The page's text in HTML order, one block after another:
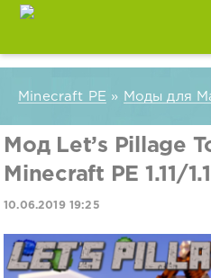
Minecraft PE » Моды для
Мод Let’s Pillage
Minecraft PE 1.11/
10.06.2019 19:25